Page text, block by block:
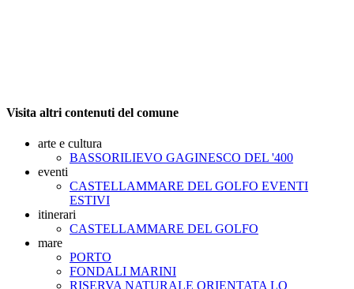
Visita altri contenuti del comune
arte e cultura
BASSORILIEVO GAGINESCO DEL '400
eventi
CASTELLAMMARE DEL GOLFO EVENTI
ESTIVI
itinerari
CASTELLAMMARE DEL GOLFO
mare
PORTO
FONDALI MARINI
RISERVA NATURALE ORIENTATA LO